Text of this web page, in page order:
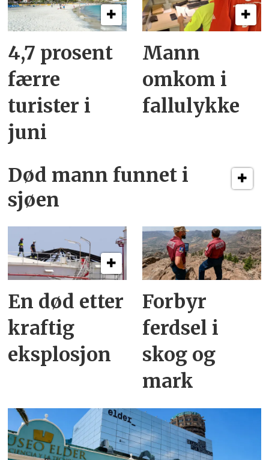
4,7 prosent
færre
turister i
juni
Mann
omkom i
fallulykke
Død mann funnet i
sjøen
En død etter
kraftig
eksplosjon
Forbyr
ferdsel i
skog og
mark